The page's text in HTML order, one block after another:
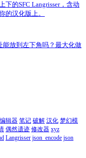
下的SFC Langrisser，含动
的汉化版上。
能放到左下角吗？最大化做
编辑器 笔记 破解 汉化 梦幻模
偶然遗迹 修改器 xyz
Langrisser json_encode json